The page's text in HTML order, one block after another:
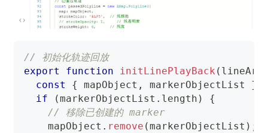
// 初始化轨迹回放
export
function initLinePlayBack (
const
{ mapObject , markerObjectList }
if
(markerObjectList . length )
{
// 移除已创建的 marker
    mapObject
. remove (markerObjectList ) ;